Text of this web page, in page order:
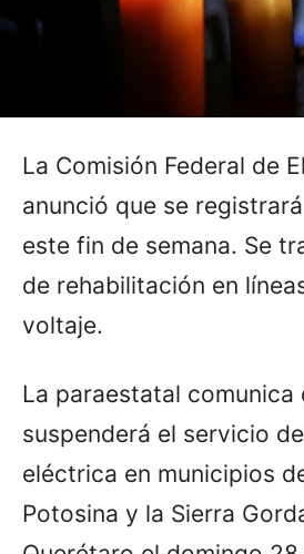
La Comisión Federal de
anunció que se
este fin de semana. Se
de rehabilitación en
voltaje.
La paraestatal comunica
suspenderá el servicio
eléctrica en municipios
Potosina y la Sierra